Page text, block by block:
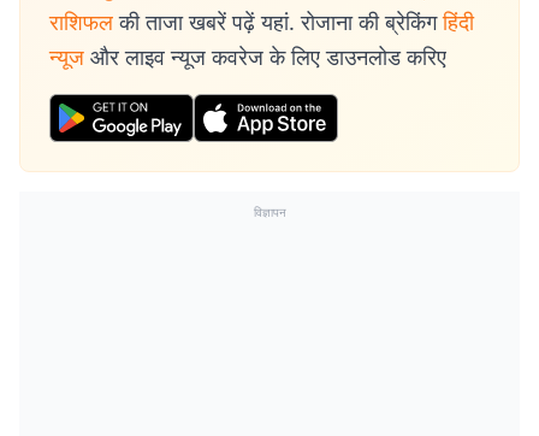
राशिफल की ताजा खबरें पढ़ें यहां. रोजाना की ब्रेकिंग हिंदी
न्यूज और लाइव न्यूज कवरेज के लिए डाउनलोड करिए
विज्ञापन